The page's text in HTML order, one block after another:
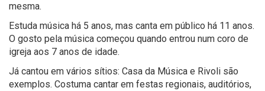
mesma.
Estuda música há 5 anos, mas canta em público há 11 anos.
O gosto pela música começou quando entrou num coro de
igreja aos 7 anos de idade.
Já cantou em vários sítios: Casa da Música e Rivoli são
exemplos. Costuma cantar em festas regionais, auditórios,